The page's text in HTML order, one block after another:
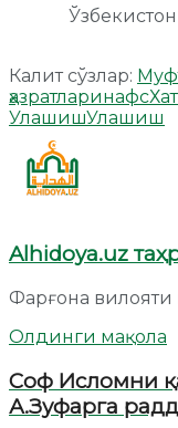
Калит сўзлар:
ҳазратларинафс
УлашишУлашиш
Alhidoya.uz
Фарғона вилояти
Олдинги мақола
Соф Исломни
А.Зуфарга